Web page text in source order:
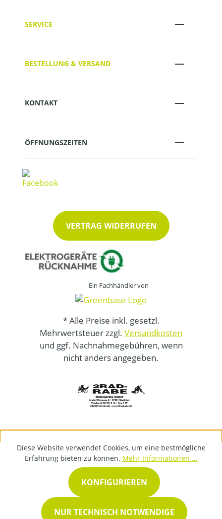
SERVICE
BESTELLUNG & VERSAND
KONTAKT
ÖFFNUNGSZEITEN
VERTRAG WIDERRUFEN
Ein Fachhändler von
* Alle Preise inkl. gesetzl.
Mehrwertsteuer zzgl. Versandkosten
und ggf. Nachnahmegebühren, wenn
nicht anders angegeben.
Diese Website verwendet Cookies, um eine bestmögliche
Erfahrung bieten zu können. Mehr Informationen ...
NUR TECHNISCH NOTWENDIGE
KONFIGURIEREN